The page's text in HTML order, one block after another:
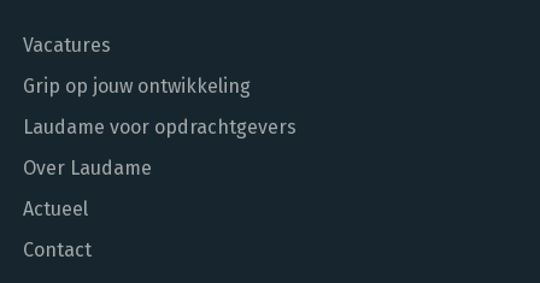
Vacatures
Grip op jouw ontwikkeling
Laudame voor opdrachtgevers
Over Laudame
Actueel
Contact